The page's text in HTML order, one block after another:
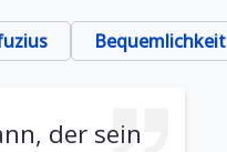
Bequemlichkeit
der sein